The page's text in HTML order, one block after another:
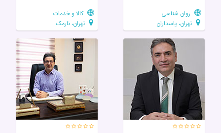
روان شناسی
تهران، پاسداران
کالا و خدمات
تهران، نارمک